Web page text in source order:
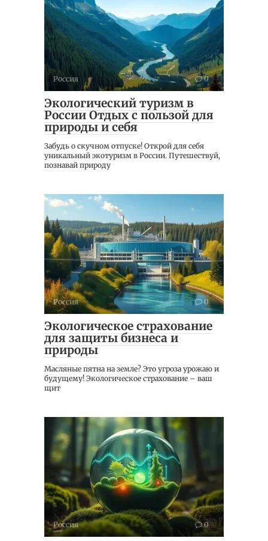
Россия 0
Экологический туризм в
России Отдых с пользой для
природы и себя
Забудь о скучном отпуске! Открой для себя
уникальный экотуризм в России. Путешествуй,
познавай природу
Россия 0
Экологическое страхование
для защиты бизнеса и
природы
Масляные пятна на земле? Это угроза урожаю и
будущему! Экологическое страхование – ваш
щит
Россия 0